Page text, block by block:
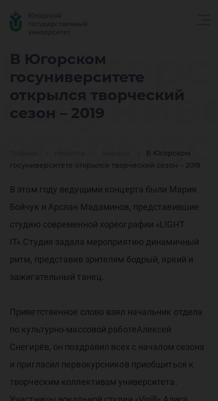
В Югорском
госуниверситете
открылся творческий
сезон – 2019
В Югорском
госуниверситете открылся творческий сезон – 2019
В
сезон –
В этом году ведущими концерта были Мария
Бойчук и Арслан Мадаминов, представившие
студию современной хореографии «LIGHT
IT».Студия задала мероприятию динамичный
ритм, представив зрителям бодрый, яркий и
зажигательный танец.
Приветственное слово взял начальник отдела
по культурно-массовой работеАлексей
Снегирёв, он поздравил всех с началом сезона
и пригласил первокурсников приобщиться к
творческим коллективам университета.